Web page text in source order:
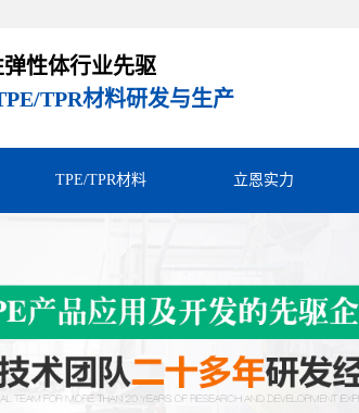
性体行业先驱
TPR材料研发与生产
TPE/TPR材料 立恩实力